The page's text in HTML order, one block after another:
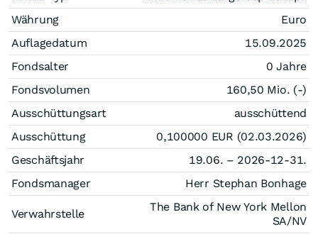
Währung
Euro
Auflagedatum
15.09.2025
Fondsalter
0 Jahre
Fondsvolumen
160,50 Mio. (-)
Ausschüttungsart
ausschüttend
Ausschüttung
0,100000 EUR (02.03.2026)
Geschäftsjahr
19.06. – 2026-12-31.
Fondsmanager
Herr Stephan Bonhage
Verwahrstelle
The Bank of New York Mellon
SA/NV